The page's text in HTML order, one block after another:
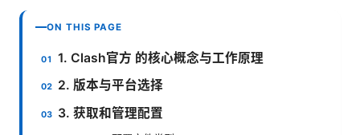
ON THIS PAGE
1. Clash官方 的核心概念与工作原理
2. 版本与平台选择
3. 获取和管理配置